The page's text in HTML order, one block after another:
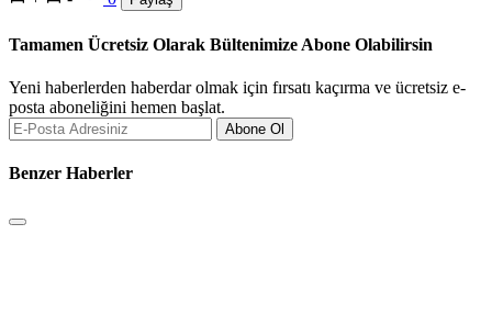
Tamamen Ücretsiz Olarak Bültenimize Abone Olabilirsin
Yeni haberlerden haberdar olmak için fırsatı kaçırma ve ücretsiz e-
posta aboneliğini hemen başlat.
Abone Ol
Benzer Haberler